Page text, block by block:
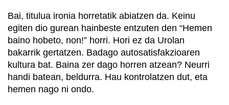
Bai, titulua ironia horretatik abiatzen da. Keinu
egiten dio gurean hainbeste entzuten den “Hemen
baino hobeto, non!” horri. Hori ez da Urolan
bakarrik gertatzen. Badago autosatisfakzioaren
kultura bat. Baina zer dago horren atzean? Neurri
handi batean, beldurra. Hau kontrolatzen dut, eta
hemen nago ni ondo.